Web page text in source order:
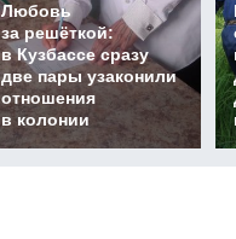
Любовь
за решёткой:
в Кузбассе сразу
две пары узаконили
отношения
в колонии